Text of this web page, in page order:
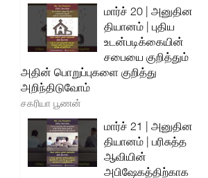
மார்ச் 20 | அனுதின
தியானம் | புதிய
உடன்படிக்கையின்
சபையை குறித்தும்
அதின் பொறுப்புகளை குறித்து
அறிந்திடுவோம்
சகரியா பூணன்
மார்ச் 21 | அனுதின
தியானம் | பரிசுத்த
ஆவியின்
அபிஷேகத்திற்காக